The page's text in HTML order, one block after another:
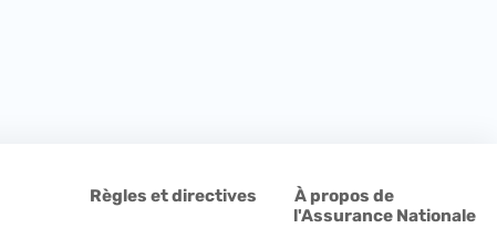
À propos de
l'Assurance Nationale
Règles et directives